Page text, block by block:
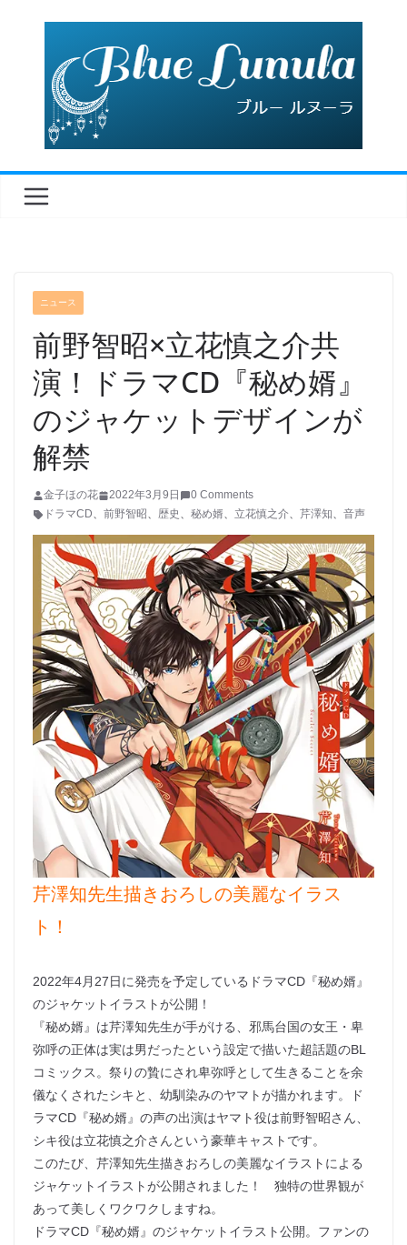
ニュース
前野智昭×立花慎之介共
演！ドラマCD『秘め婿』
のジャケットデザインが
解禁
金子ほの花 2022年3月9日
0 Comments
ドラマCD、 前野智昭、 歴史 、 秘め婿、 立花慎之介、 芹澤知、 音声
芹澤知先生描きおろしの美麗なイラス
ト！
2022年4月27日に発売を予定しているドラマCD『秘め婿』
のジャケットイラストが公開！
『秘め婿』は芹澤知先生が手がける、邪馬台国の女王・卑
弥呼の正体は実は男だったという設定で描いた超話題のBL
コミックス。祭りの贄にされ卑弥呼として生きることを余
儀なくされたシキと、幼馴染みのヤマトが描かれます。ド
ラマCD『秘め婿』の声の出演はヤマト役は前野智昭さん、
シキ役は立花慎之介さんという豪華キャストです。
このたび、芹澤知先生描きおろしの美麗なイラストによる
ジャケットイラストが公開されました！ 独特の世界観が
あって美しくワクワクしますね。
ドラマCD『秘め婿』のジャケットイラスト公開。ファンの